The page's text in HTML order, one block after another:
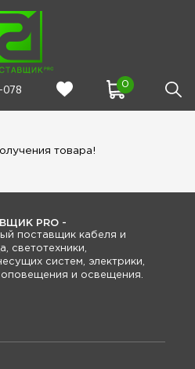
0
товара!
PRO -
поставщик кабеля и
светотехники,
систем, электрики,
оповещения и освещения.